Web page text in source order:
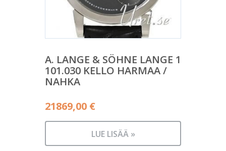
A. LANGE & SÖHNE LANGE 1
101.030 KELLO HARMAA /
NAHKA
21869,00 €
LUE LISÄÄ »